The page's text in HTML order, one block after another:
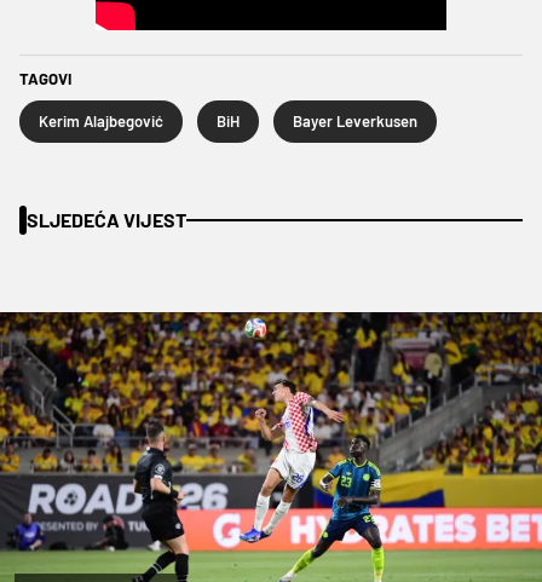
TAGOVI
Kerim Alajbegović BiH Bayer Leverkusen
SLJEDEĆA VIJEST